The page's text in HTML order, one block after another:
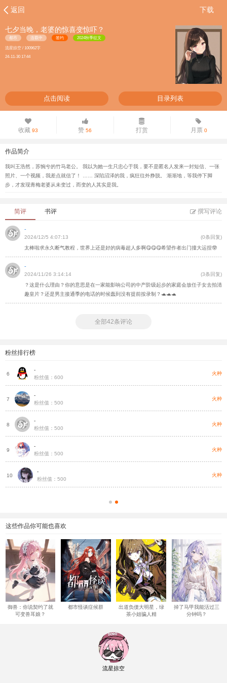
返回 下载
七夕当晚，老婆的惊喜变惊吓？
都市 连载中 签约 2024秋季征文
流星掠空 / 100962字
24-11-30 17:44
点击阅读 目录列表
收藏 93 赞 56 打赏 月票0
作品简介
我叫王浩然，苏惋兮的竹马老公。 我以为她一生只忠心于我，要不是匿名人发来一封短信、一张
照片、一个视频，我差点就信了！ …… 深陷沼泽的我，疯狂往外挣脱。 渐渐地，等我停下脚
步，才发现青梅老婆从未变过，而变的人其实是我。
简评 书评 撰写评论
-
2024/12/5 4:07:13
(0条回复)
太棒啦求永久断气教程，世界上还是好的病毒超人多啊😋😋😋希望作者出门撞大运捏🤓
-
2024/11/26 3:14:14
(3条回复)
？这是什么理由？你的意思是在一家能影响公司的中产阶级起步的家庭会放任子女去拍清
趣皇片？还是男主接通季的电话的时候蠢到没有提前按录制？🐢🐢🐢
全部42条评论
粉丝排行榜
6
-
粉丝值：600
火种
7
-
粉丝值：500
火种
8
-
粉丝值：500
火种
9
-
粉丝值：500
火种
10
-
粉丝值：500
火种
这些作品你可能也喜欢
御兽：你说契约了就
可变兽耳娘？
都市怪谈症候群
出道负债大明星，绿
茶小姐骗人精
掉了马甲我能活过三
分钟吗？
流星掠空